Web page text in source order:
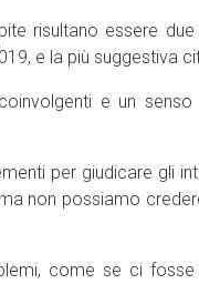
risultano essere
e la più suggestiva
e un
per giudicare gli
non possiamo
come se ci